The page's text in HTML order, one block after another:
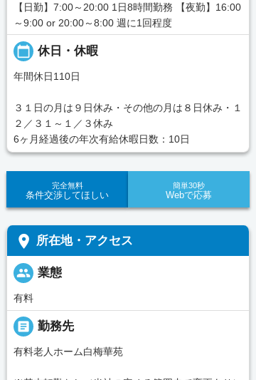
【日勤】7:00～20:00 1日8時間勤務 【夜勤】16:00
～9:00 or 20:00～8:00 週に1回程度
calendar_today 休日・休暇
年間休日110日
３１日の月は９日休み・その他の月は８日休み・１
２／３１～１／３休み
6ヶ月経過後の年次有給休暇日数：10日
完全無料
条件交渉してほしい
簡単30秒
Webで応募
place 所在地・アクセス
people 業態
有料
_pin
勤務先
有料老人ホーム白梅華苑